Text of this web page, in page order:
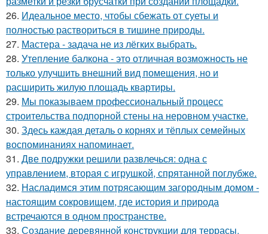
26. Идеальное место, чтобы сбежать от суеты и
полностью раствориться в тишине природы.
27. Мастера - задача не из лёгких выбрать.
28. Утепление балкона - это отличная возможность не
только улучшить внешний вид помещения, но и
расширить жилую площадь квартиры.
29. Мы показываем профессиональный процесс
строительства подпорной стены на неровном участке.
30. Здесь каждая деталь о корнях и тёплых семейных
воспоминаниях напоминает.
31. Две подружки решили развлечься: одна с
управлением, вторая с игрушкой, спрятанной поглубже.
32. Насладимся этим потрясающим загородным домом -
настоящим сокровищем, где история и природа
встречаются в одном пространстве.
33. Создание деревянной конструкции для террасы.